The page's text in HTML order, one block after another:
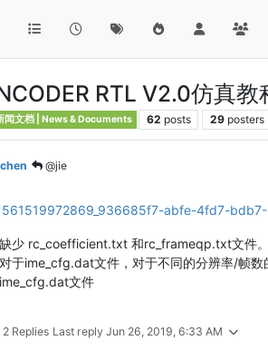
RTL V2.0仿真教
闻文档 | News & Documents 62 posts 29 posters
@jie
缺少 rc_coefficient.txt 和rc_frameqp.txt文件。
对于ime_cfg.dat文件，对于不同的分辨率/帧
ime_cfg.dat文件
2 Replies Last reply Jun 26, 2019, 6:33 AM